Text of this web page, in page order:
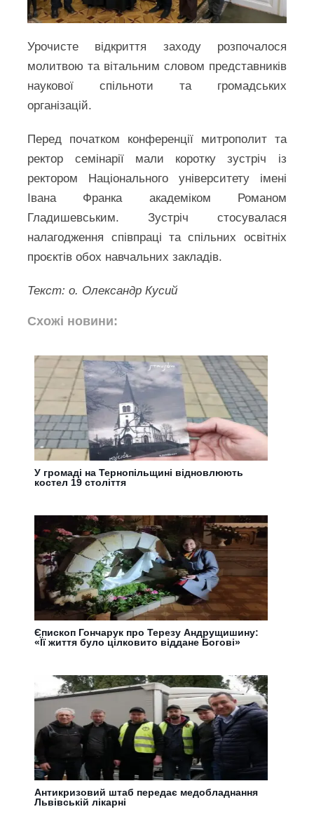
Урочисте відкриття заходу розпочалося
молитвою та вітальним словом представників
наукової спільноти та громадських
організацій.
Перед початком конференції митрополит та
ректор семінарії мали коротку зустріч із
ректором Національного університету імені
Івана Франка академіком Романом
Гладишевським. Зустріч стосувалася
налагодження співпраці та спільних освітніх
проєктів обох навчальних закладів.
Текст: о. Олександр Кусий
Схожі новини:
У громаді на Тернопільщині відновлюють
костел 19 століття
Єпископ Гончарук про Терезу Андрущишину:
«Її життя було цілковито віддане Богові»
Антикризовий штаб передає медобладнання
Львівській лікарні